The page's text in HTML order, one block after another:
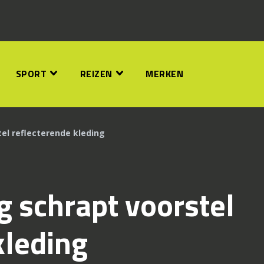
SPORT REIZEN MERKEN
reflecterende kleding
schrapt voorstel